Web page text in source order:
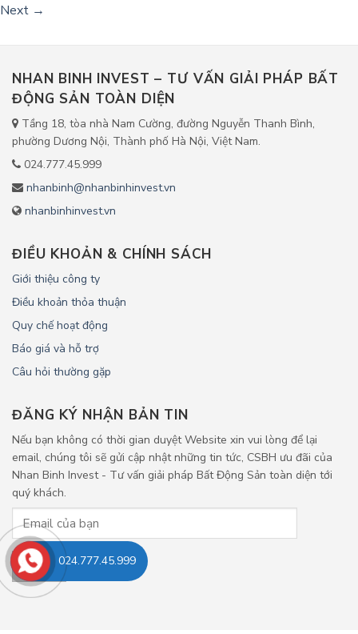
Next →
NHAN BINH INVEST – TƯ VẤN GIẢI PHÁP BẤT
ĐỘNG SẢN TOÀN DIỆN
Tầng 18, tòa nhà Nam Cường, đường Nguyễn Thanh Bình,
phường Dương Nội, Thành phố Hà Nội, Việt Nam.
024.777.45.999
nhanbinh@nhanbinhinvest.vn
nhanbinhinvest.vn
ĐIỀU KHOẢN & CHÍNH SÁCH
Giới thiệu công ty
Điều khoản thỏa thuận
Quy chế hoạt động
Báo giá và hỗ trợ
Câu hỏi thường gặp
ĐĂNG KÝ NHẬN BẢN TIN
Nếu bạn không có thời gian duyệt Website xin vui lòng để lại
email, chúng tôi sẽ gửi cập nhật những tin tức, CSBH ưu đãi của
Nhan Binh Invest - Tư vấn giải pháp Bất Động Sản toàn diện tới
quý khách.
024.777.45.999